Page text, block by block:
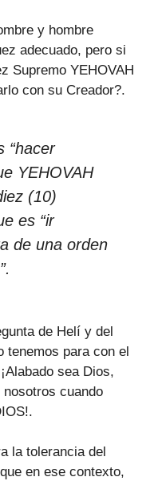
y hombre
adecuado, pero si
Supremo YEHOVAH
con su Creador?.
“hacer
YEHOVAH
(10)
es “ir
de una orden
de Helí y del
tenemos para con el
sea Dios,
cuando
la tolerancia del
en ese contexto,